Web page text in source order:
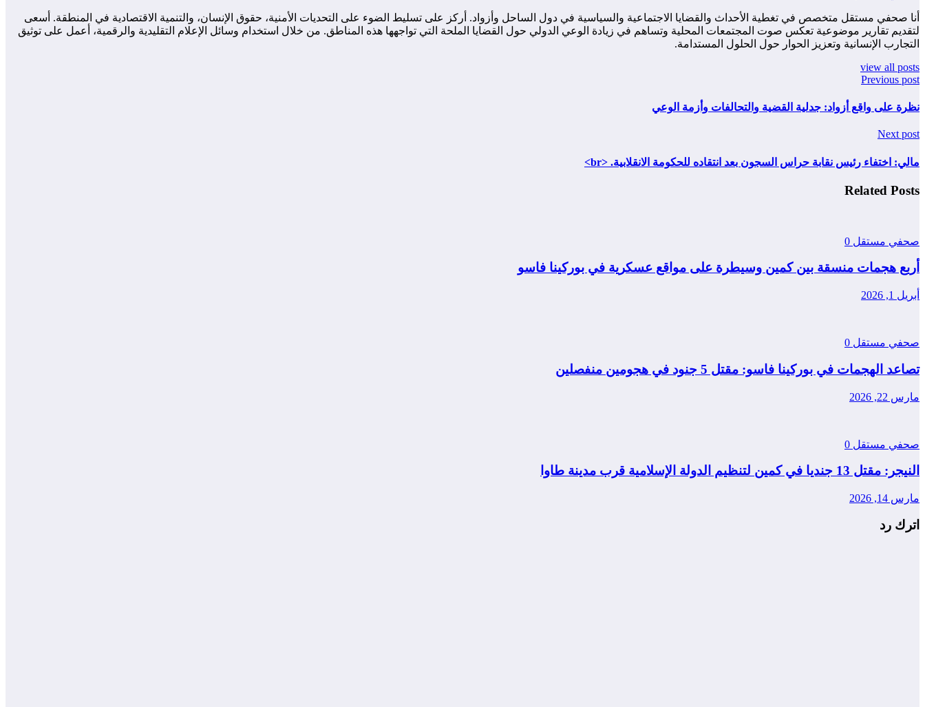
أنا صحفي مستقل متخصص في تغطية الأحداث والقضايا الاجتماعية والسياسية في دول الساحل وأزواد. أركز على تسليط الضوء على التحديات الأمنية، حقوق الإنسان، والتنمية الاقتصادية في المنطقة. أسعى
لتقديم تقارير موضوعية تعكس صوت المجتمعات المحلية وتساهم في زيادة الوعي الدولي حول القضايا الملحة التي تواجهها هذه المناطق. من خلال استخدام وسائل الإعلام التقليدية والرقمية، أعمل على توثيق
التجارب الإنسانية وتعزيز الحوار حول الحلول المستدامة.
view all posts
Previous post
نظرة على واقع أزواد: جدلية القضية والتحالفات وأزمة الوعي
Next post
مالي: اختفاء رئيس نقابة حراس السجون بعد انتقاده للحكومة الانقلابية. <br>
Related Posts
صحفي مستقل 0
أربع هجمات منسقة بين كمين وسيطرة على مواقع عسكرية في بوركينا فاسو
أبريل 1, 2026
صحفي مستقل 0
تصاعد الهجمات في بوركينا فاسو: مقتل 5 جنود في هجومين منفصلين
مارس 22, 2026
صحفي مستقل 0
النيجر: مقتل 13 جنديا في كمين لتنظيم الدولة الإسلامية قرب مدينة طاوا
مارس 14, 2026
اترك رد